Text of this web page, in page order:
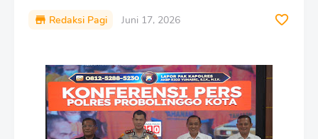
Redaksi Pagi Juni 17, 2026